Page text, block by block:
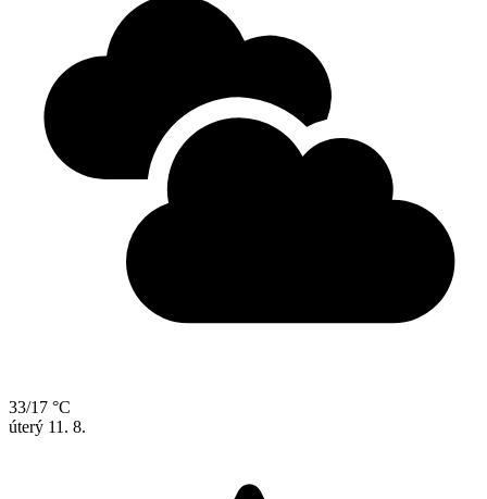
33/17 °C
úterý 11. 8.